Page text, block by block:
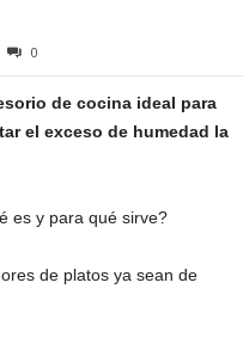
0
de cocina ideal para
el exceso de humedad la
de platos ya sean de